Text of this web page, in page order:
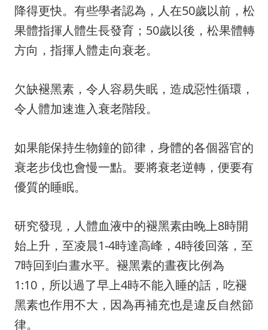
降得更快。有些學者認為，人在50歲以前，松
果體指揮人體生長發育； 50歲以後，松果體轉
方向，指揮人體走向衰老。
欠缺褪黑素，令人容易失眠，造成惡性循環，
令人體加速進入衰老階段。
如果能保持生物鐘的節律，身體的各個器官的
衰老步伐也會慢一點。要將衰老逆轉，便要有
優質的睡眠。
研究發現，人體血液中的褪黑素由晚上8時開
始上升，至凌晨1-4時達高峰， 4時後回落，至
7時回到白晝水平。褪黑素的晝夜比例為
1:10 ，所以過了早上4時不能入睡的話，吃褪
黑素也作用不大，因為再補充也是違反自然節
律。